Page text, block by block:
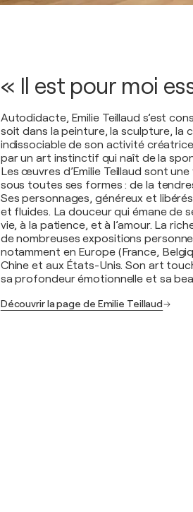
« Il est pour moi
Autodidacte, Emilie Teillaud s’est
soit dans la peinture, la sculpture, la
indissociable de son activité
par un art instinctif qui naît de la
Les œuvres d’Emilie Teillaud sont
sous toutes ses formes : de la
Ses personnages, généreux et
et fluides. La douceur qui émane de
vie, à la patience, et à l’amour. La
de nombreuses expositions
notamment en Europe (France,
Chine et aux États-Unis. Son art
sa profondeur émotionnelle et sa
Découvrir la page de Emilie Teillaud